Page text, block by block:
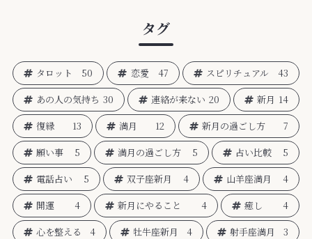
タグ
タロット 50 恋愛 47 スピリチュアル
43
あの人の気持ち 30 連絡が来ない 20 新月 14
復縁
13 満月 12 新月の過ごし方
7
願い事
5 満月の過ごし方 5 占い比較
5
電話占い
5 双子座新月 4 山羊座満月
4
開運
4 新月にやること 4 癒し
4
心を整える
4 牡牛座新月 4 射手座満月
3